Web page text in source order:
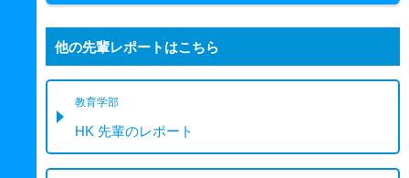
他の先輩レポートはこちら
教育学部
HK 先輩のレポート